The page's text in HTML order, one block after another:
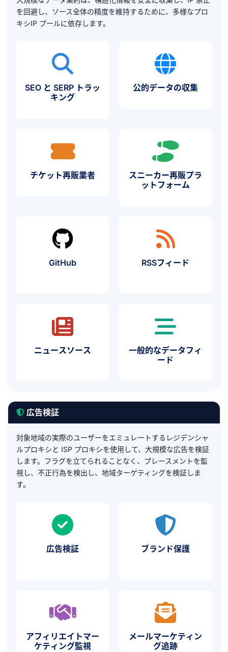
を回避し、ソース全体の精度を維持するために、多様なプロ
キシIP プールに依存します。
SEO と SERP トラッ
キング
公的データの収集
チケット再販業者
スニーカー再販プラ
ットフォーム
GitHub RSSフィード
ニュースソース
一般的なデータフィ
ード
広告検証
対象地域の実際のユーザーをエミュレートするレジデンシャ
ルプロキシと ISP プロキシを使用して、大規模な広告を検証
します。フラグを立てられることなく、プレースメントを監
視し、不正行為を検出し、地域ターゲティングを検証しま
す。
広告検証 ブランド保護
アフィリエイトマー
ケティング監視
メールマーケティン
グ追跡